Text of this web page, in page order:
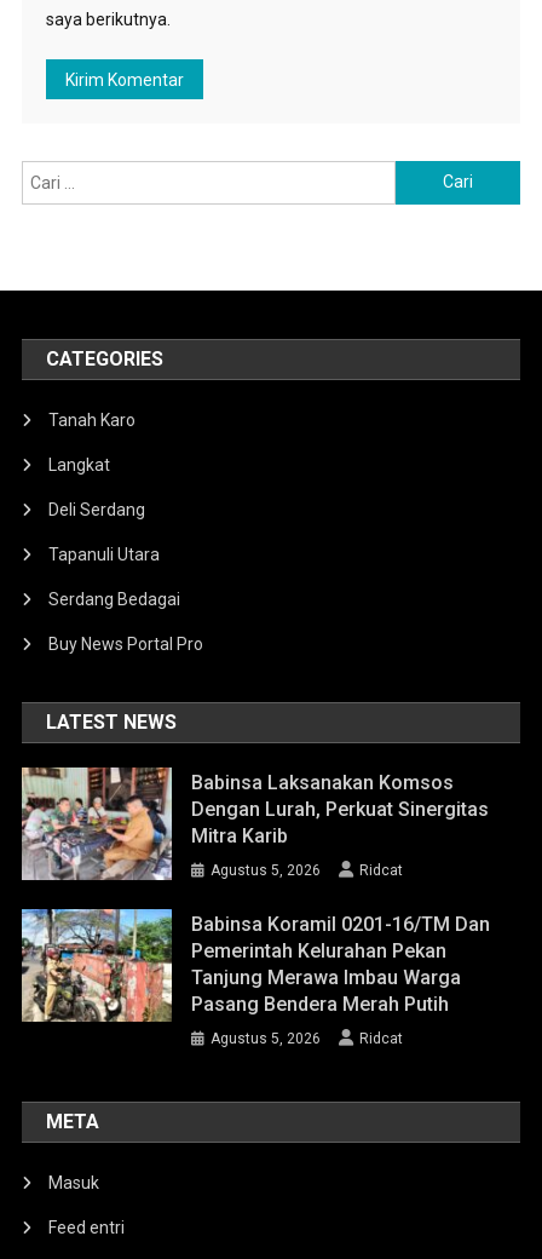
saya berikutnya.
untuk:
CATEGORIES
Tanah Karo
Langkat
Deli Serdang
Tapanuli Utara
Serdang Bedagai
Buy News Portal Pro
LATEST NEWS
Babinsa Laksanakan Komsos
Dengan Lurah, Perkuat Sinergitas
Mitra Karib
Agustus 5, 2026 Ridcat
Babinsa Koramil 0201-16/TM Dan
Pemerintah Kelurahan Pekan
Tanjung Merawa Imbau Warga
Pasang Bendera Merah Putih
Agustus 5, 2026 Ridcat
META
Masuk
Feed entri